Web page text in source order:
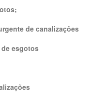
de canalizações
de esgotos